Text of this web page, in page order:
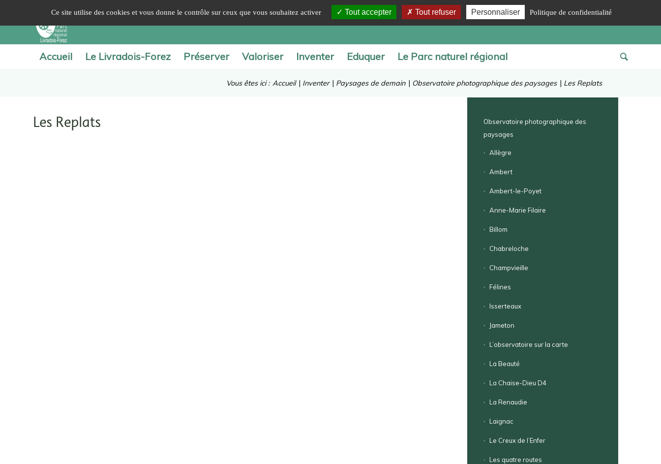
Accueil Le Livradois-Forez Préserver Valoriser Inventer Eduquer Le Parc naturel régional
Vous êtes ici : Accueil | Inventer | Paysages de demain | Observatoire photographique des paysages | Les Replats
Les Replats
Observatoire photographique des
paysages
Allègre
Ambert
Ambert-le-Poyet
Anne-Marie Filaire
Billom
Chabreloche
Champvieille
Félines
Isserteaux
Jameton
L’observatoire sur la carte
La Beauté
La Chaise-Dieu D4
La Renaudie
Laignac
Le Creux de l’Enfer
Les quatre routes
Ce site utilise des cookies et vous donne le contrôle sur ceux que vous souhaitez activer Tout accepter Tout refuser Personnaliser Politique de confidentialité